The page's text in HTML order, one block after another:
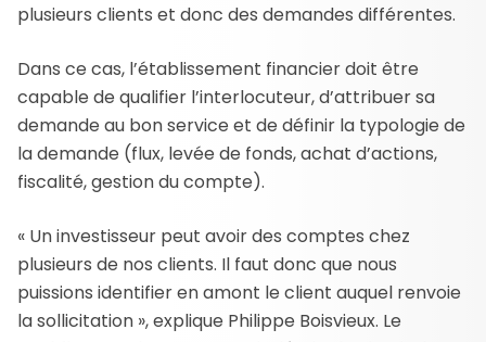
plusieurs clients et donc des demandes différentes.
Dans ce cas, l’établissement financier doit être
capable de qualifier l’interlocuteur, d’attribuer sa
demande au bon service et de définir la typologie de
la demande (flux, levée de fonds, achat d’actions,
fiscalité, gestion du compte).
« Un investisseur peut avoir des comptes chez
plusieurs de nos clients. Il faut donc que nous
puissions identifier en amont le client auquel renvoie
la sollicitation », explique Philippe Boisvieux. Le